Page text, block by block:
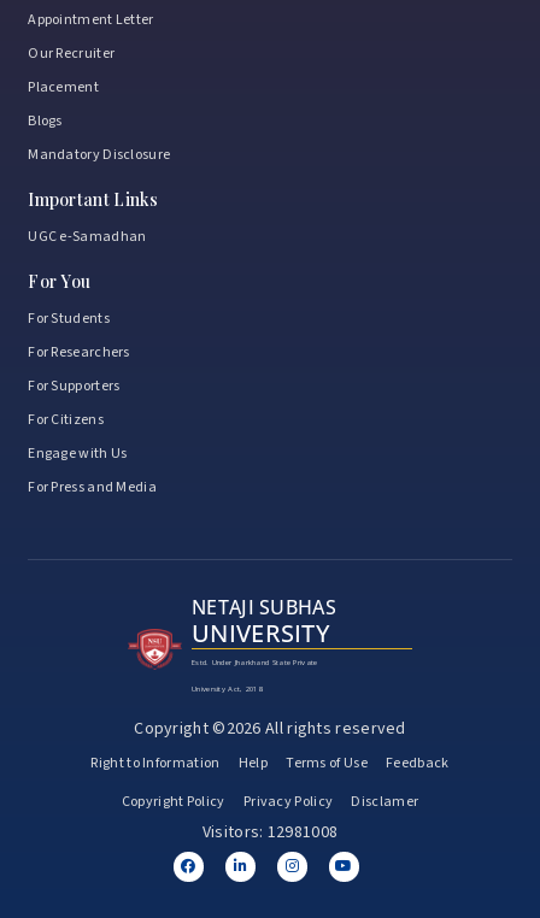
Appointment Letter
Our Recruiter
Placement
Blogs
Mandatory Disclosure
Important Links
UGC e-Samadhan
For You
For Students
For Researchers
For Supporters
For Citizens
Engage with Us
For Press and Media
NETAJI SUBHAS
UNIVERSITY
Estd. Under Jharkhand State Private
University Act, 2018
Copyright ©2026 All rights reserved
Right to Information Help Terms of Use
Feedback
Copyright Policy
Privacy Policy Disclamer
Visitors: 12981008